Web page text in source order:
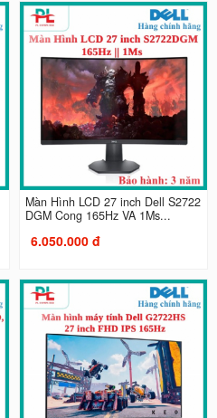
Màn Hình LCD 27 inch Dell S2722
DGM Cong 165Hz VA 1Ms...
6.050.000 đ